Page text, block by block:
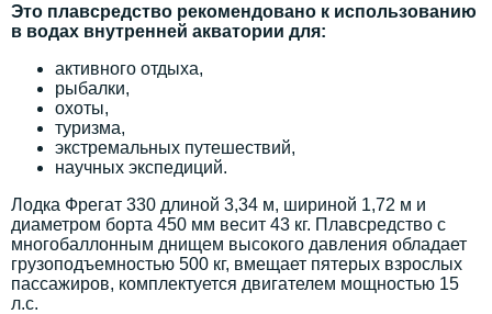
Это плавсредство рекомендовано к использованию
в водах внутренней акватории для:
активного отдыха,
рыбалки,
охоты,
туризма,
экстремальных путешествий,
научных экспедиций.
Лодка Фрегат 330 длиной 3,34 м, шириной 1,72 м и
диаметром борта 450 мм весит 43 кг. Плавсредство с
многобаллонным днищем высокого давления обладает
грузоподъемностью 500 кг, вмещает пятерых взрослых
пассажиров, комплектуется двигателем мощностью 15
л.с.